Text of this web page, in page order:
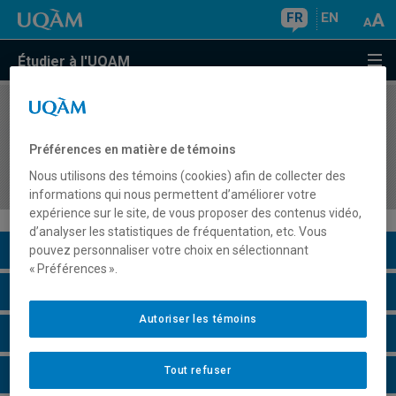
FR EN
Étudier à l'UQAM
COURS//
et optimisation des revenus dans le secteur de
l'hospitalité
Description du cours
Horaire - Automne 2026
Préférences en matière de témoins
Nous utilisons des témoins (cookies) afin de collecter des
informations qui nous permettent d’améliorer votre
expérience sur le site, de vous proposer des contenus vidéo,
d’analyser les statistiques de fréquentation, etc. Vous
pouvez personnaliser votre choix en sélectionnant
« Préférences ».
Tout refuser
Autoriser les témoins